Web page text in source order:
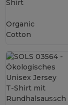
Organic
Cotton